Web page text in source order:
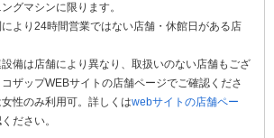
グマシンに限ります。
より24時間営業ではない店舗・休館日がある店
備は店舗により異なり、取扱いのない店舗もござ
ザップWEBサイトの店舗ページでご確認くださ
性のみ利用可。詳しくはwebサイトの店舗ペー
ださい。